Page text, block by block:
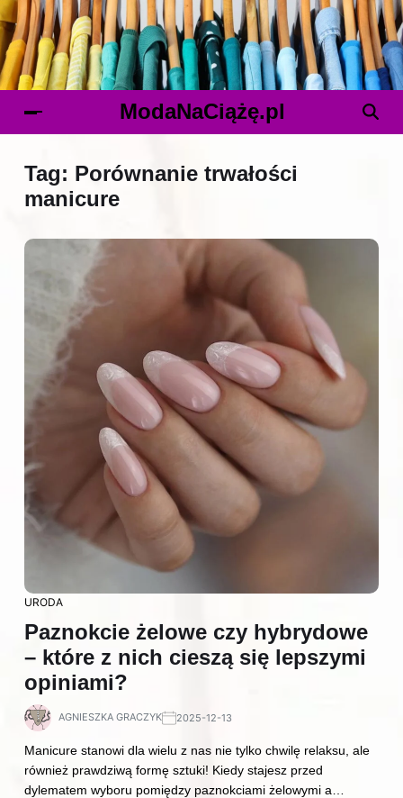
ModaNaCiążę.pl
Tag: Porównanie trwałości
manicure
URODA
Paznokcie żelowe czy hybrydowe
– które z nich cieszą się lepszymi
opiniami?
AGNIESZKA GRACZYK 2025-12-13
Manicure stanowi dla wielu z nas nie tylko chwilę relaksu, ale
również prawdziwą formę sztuki! Kiedy stajesz przed
dylematem wyboru pomiędzy paznokciami żelowymi a…